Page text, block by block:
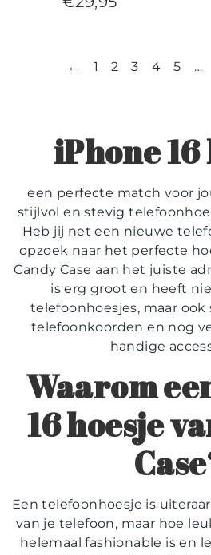
← 1 2 3 4 5 …
iPhone 16
een perfecte match voor
stijlvol en stevig
Heb jij net een nieuwe
opzoek naar het perfecte
Candy Case aan het juiste
is erg groot en heeft
telefoonhoesjes, maar
telefoonkoorden en nog
handige
Waarom
16 hoesje
Een telefoonhoesje is
van je telefoon, maar hoe
helemaal fashionable is en